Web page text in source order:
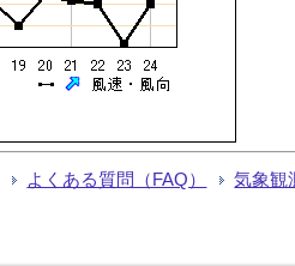
よくある質問（FAQ） 気象観